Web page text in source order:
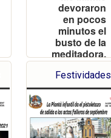
devoraron
en pocos
minutos el
busto de la
meditadora,
icono de la
resistencia
fallera frente
a la
pandemia
Festividades